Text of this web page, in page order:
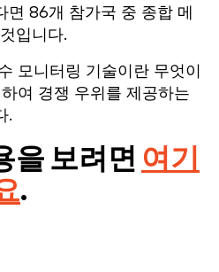
면 86개 참가국 중 종합 메
입니다.
모니터링 기술이란 무엇이
여 경쟁 우위를 제공하는
.
을 보려면 여기
.